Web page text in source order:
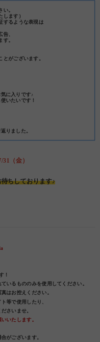
。
ます）
するような表現は
、
。
がございます。
に入りです♪
たいです！
ました。
（金）
ちしております♪
！
いるもののみを使用してください。
はお控えください。
等で使用したり、
さいませ。
いたします。
がございます。